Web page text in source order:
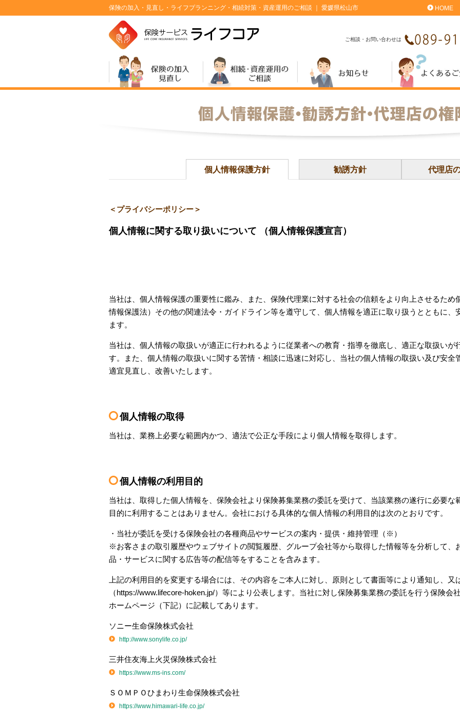
保険の加入・見直し・ライフプランニング・相続対策・資産運用のご相談 ｜ 愛媛県松山市 HOME
ご相談・お問い合わせは
個人情報保護方針 勧誘方針 代理店
＜プライバシーポリシー＞
個人情報に関する取り扱いについて （個人情報保護宣言）
当社は、個人情報保護の重要性に鑑み、また、保険代理業に対する社会の信頼をより向上させるため
情報保護法）その他の関連法令・ガイドライン等を遵守して、個人情報を適正に取り扱うとともに、
ます。
当社は、個人情報の取扱いが適正に行われるように従業者への教育・指導を徹底し、適正な取扱いが
す。また、個人情報の取扱いに関する苦情・相談に迅速に対応し、当社の個人情報の取扱い及び安全
適宜見直し、改善いたします。
個人情報の取得
当社は、業務上必要な範囲内かつ、適法で公正な手段により個人情報を取得します。
個人情報の利用目的
当社は、取得した個人情報を、保険会社より保険募集業務の委託を受けて、当該業務の遂行に必要な
目的に利用することはありません。会社における具体的な個人情報の利用目的は次のとおりです。
・当社が委託を受ける保険会社の各種商品やサービスの案内・提供・維持管理（※）
※お客さまの取引履歴やウェブサイトの閲覧履歴、グループ会社等から取得した情報等を分析して、
品・サービスに関する広告等の配信等をすることを含みます。
上記の利用目的を変更する場合には、その内容をご本人に対し、原則として書面等により通知し、又
（https://www.lifecore-hoken.jp/）等により公表します。当社に対し保険募集業務の委託を行う保険会
ホームページ（下記）に記載してあります。
ソニー生命保険株式会社
http://www.sonylife.co.jp/
三井住友海上火災保険株式会社
https://www.ms-ins.com/
ＳＯＭＰＯひまわり生命保険株式会社
https://www.himawari-life.co.jp/